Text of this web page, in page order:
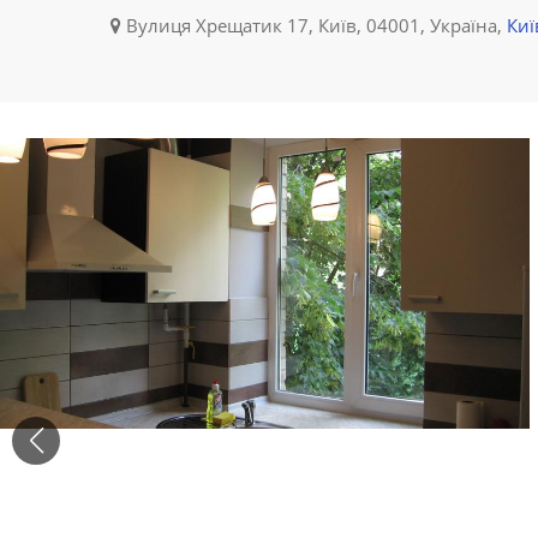
Вулиця Хрещатик 17, Київ, 04001, Україна,